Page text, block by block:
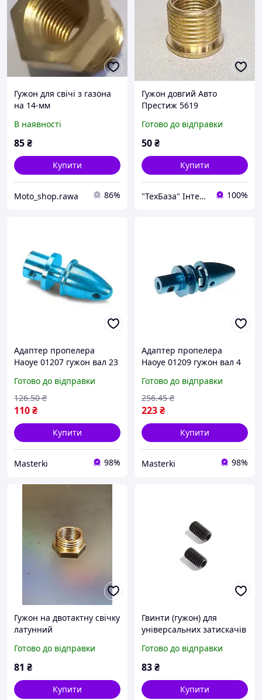
Гужон для свічі з газона
на 14-мм
В наявності
85₴
Купити
Moto_shop.rawa 86%
Гужон довгий Авто
Престиж 5619
Готово до відправки
50₴
Купити
"ТехБаза" Інтернет магазин 100%
Адаптер пропелера
Haoye 01207 гужон вал 23
мотора кріплення
пропелера
Готово до відправки
110₴
126.50 ₴
Купити
Masterki 98%
Адаптер пропелера
Haoye 01209 гужон вал 4
дронів моделей
Готово до відправки
223₴
256.45 ₴
Купити
Masterki 98%
Гужон на двотактну свічку
латунний
Готово до відправки
81 ₴
Купити
Гвинти (гужон) для
універсальних затискачів
Готово до відправки
83₴
Купити